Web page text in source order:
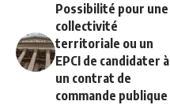
Possibilité pour une
collectivité
territoriale ou un
EPCI de candidater à
un contrat de
commande publique